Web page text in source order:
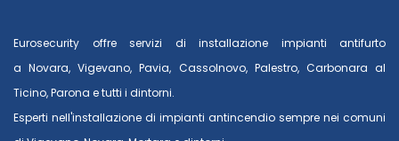
Eurosecurity offre servizi di installazione impianti antifurto
aNovara,Vigevano,Pavia, Cassolnovo, Palestro, Carbonara al
Ticino,Parona e tutti i dintorni.
Esperti nell'installazione di impianti antincendio sempre nei comuni